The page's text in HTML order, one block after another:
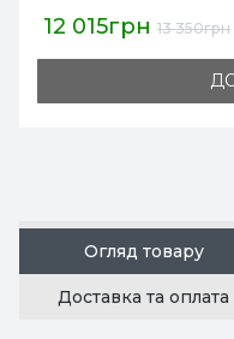
5 919грн 6 963грн
Огляд товару
Доставка та оплата